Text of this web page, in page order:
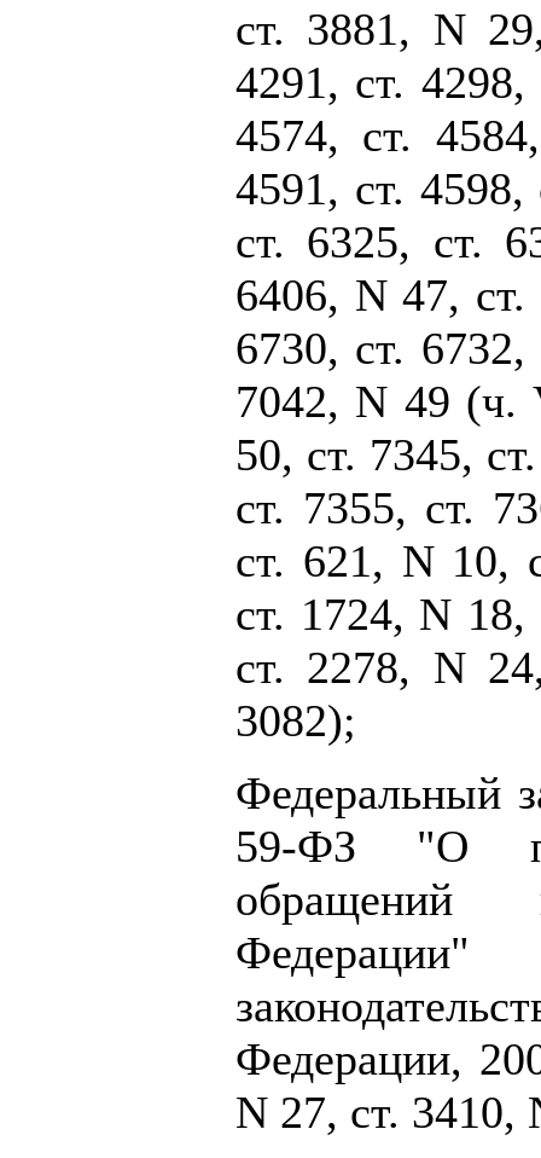
ст. 3881, N
4291, ст.
4574, ст.
4591, ст.
ст. 6325, ст.
6406, N 47,
6730, ст.
7042, N 49 (ч.
50, ст. 7345,
ст. 7355, ст.
ст. 621, N 10,
ст. 1724, N
ст. 2278, N
3082);
Федеральный
59-ФЗ "О
обращений
Федерации,
N 27, ст. 3410,